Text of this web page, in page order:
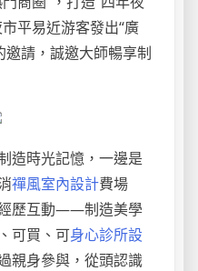
平易近游客發出“廣
邀請，誠邀大師暢享制
造時光記憶，一邊是
禪風室內設計費場
歷互動——制造美學
可買、可身心診所設
親身參與，從頭認識